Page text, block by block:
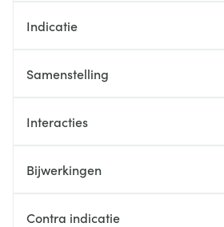
Indicatie
Samenstelling
Interacties
Bijwerkingen
Contra indicatie